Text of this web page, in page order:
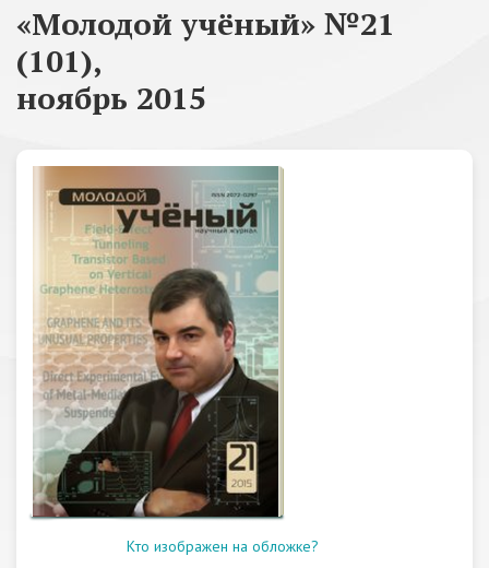
«Молодой учёный» №21
(101),
ноябрь 2015
Кто изображен на обложке?